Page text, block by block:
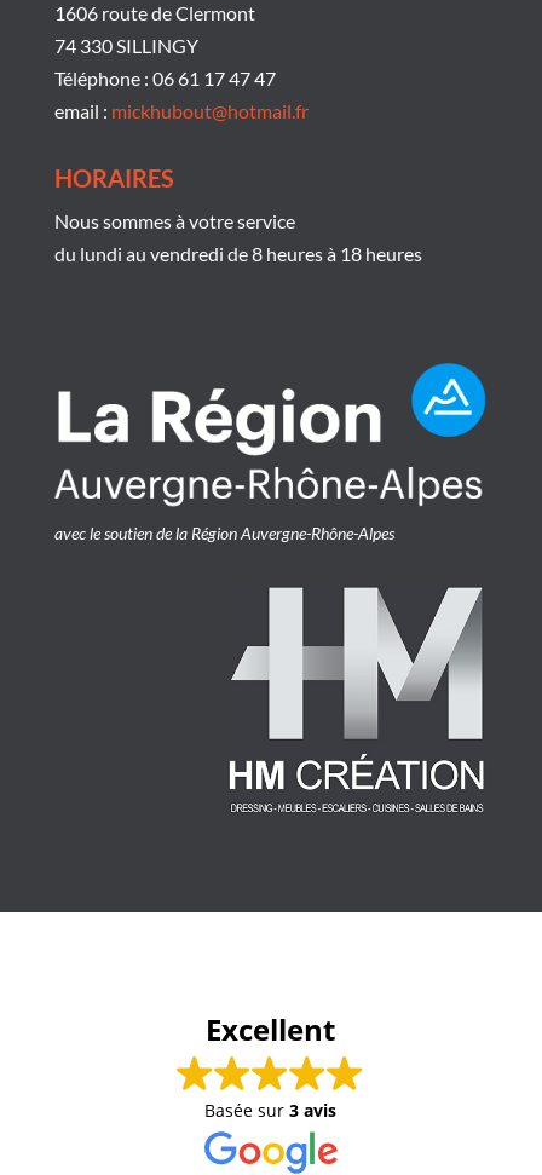
1606 route de Clermont
74 330 SILLINGY
Téléphone : 06 61 17 47 47
email : mickhubout@hotmail.fr
HORAIRES
Nous sommes à votre service
du lundi au vendredi de 8 heures à 18 heures
avec le soutien de la Région Auvergne-Rhône-Alpes
Excellent
Basée sur3 avis